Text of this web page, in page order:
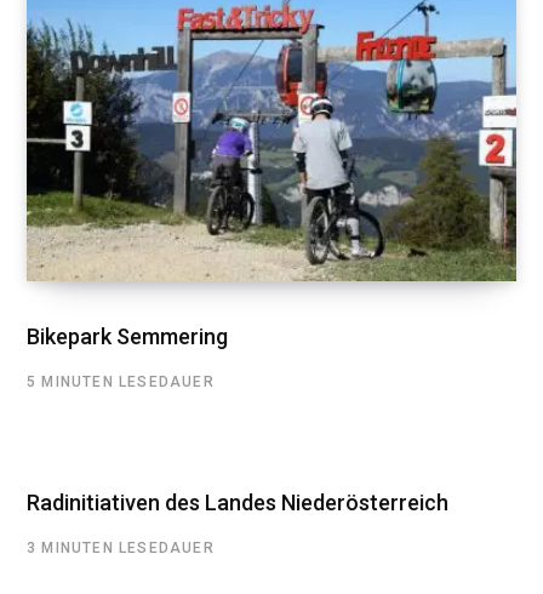
Bikepark Semmering
5 MINUTEN LESEDAUER
Radinitiativen des Landes Niederösterreich
3 MINUTEN LESEDAUER